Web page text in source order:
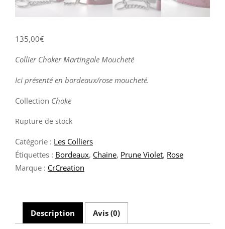
135,00€
Collier Choker Martingale Moucheté
Ici présenté en bordeaux/rose moucheté.
Collection Choke
Rupture de stock
Catégorie : Les Colliers
Étiquettes : Bordeaux, Chaine, Prune Violet, Rose
Marque : CrCreation
Description Avis (0)